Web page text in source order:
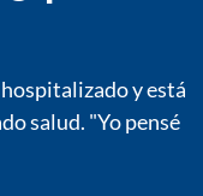
y está
salud. "Yo pensé